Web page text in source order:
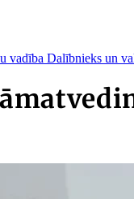
vadība Dalībnieks un